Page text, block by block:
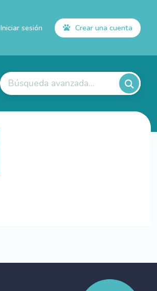
Iniciar sesión Crear una cuenta
Búsqueda avanzada...